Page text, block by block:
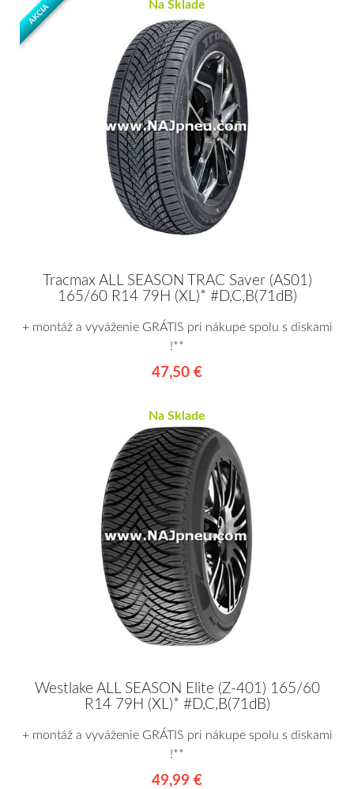
AKCIA Na Sklade
Tracmax ALL SEASON TRAC Saver (AS01)
165/60 R14 79H (XL)* #D,C,B(71dB)
+ montáž a vyváženie GRÁTIS pri nákupe spolu s diskami
!**
47,50 €
Na Sklade
Westlake ALL SEASON Elite (Z-401) 165/60
R14 79H (XL)* #D,C,B(71dB)
+ montáž a vyváženie GRÁTIS pri nákupe spolu s diskami
!**
49,99 €